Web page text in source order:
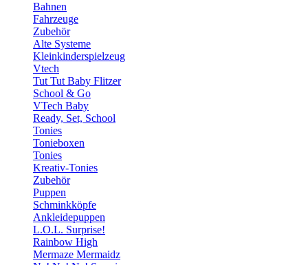
Bahnen
Fahrzeuge
Zubehör
Alte Systeme
Kleinkinderspielzeug
Vtech
Tut Tut Baby Flitzer
School & Go
VTech Baby
Ready, Set, School
Tonies
Tonieboxen
Tonies
Kreativ-Tonies
Zubehör
Puppen
Schminkköpfe
Ankleidepuppen
L.O.L. Surprise!
Rainbow High
Mermaze Mermaidz